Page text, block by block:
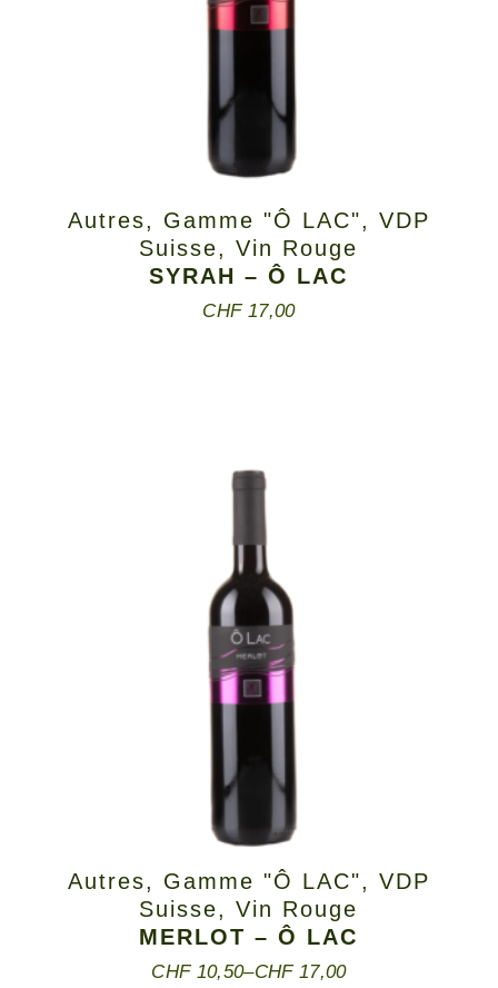
Autres, Gamme "Ô LAC", VDP
Suisse,Vin Rouge
SYRAH – Ô LAC
CHF17,00
Autres, Gamme "Ô LAC", VDP
Suisse,Vin Rouge
MERLOT – Ô LAC
CHF10,50–CHF17,00